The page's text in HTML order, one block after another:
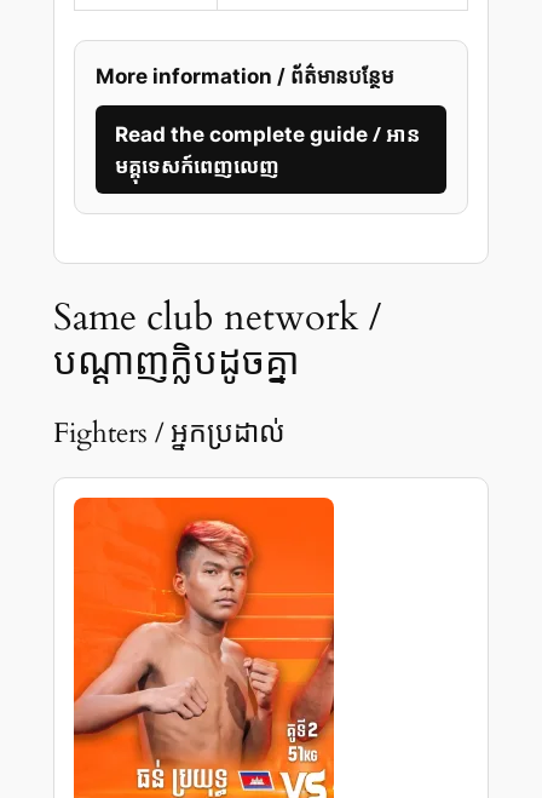
More information / ព័ត៌មានបន្ថែម
Read the complete guide/ អាន
មគ្គុទេសក៍ពេញលេញ
Same club network /
បណ្ដាញក្លិបដូចគ្នា
Fighters / អ្នកប្រដាល់